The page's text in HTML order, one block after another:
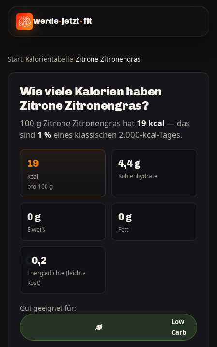
werde-jetzt-fit
Start/Kalorientabelle/Zitrone Zitronengras
Wie viele Kalorien haben
Zitrone Zitronengras?
100 g Zitrone Zitronengras hat 19 kcal — das
sind 1 % eines klassischen 2.000-kcal-Tages.
19
kcal
pro 100 g
4,4 g
Kohlenhydrate
0 g
Eiweiß
0 g
Fett
0,2
Energiedichte (leichte
Kost)
Gut geeignet für:
Low
Carb